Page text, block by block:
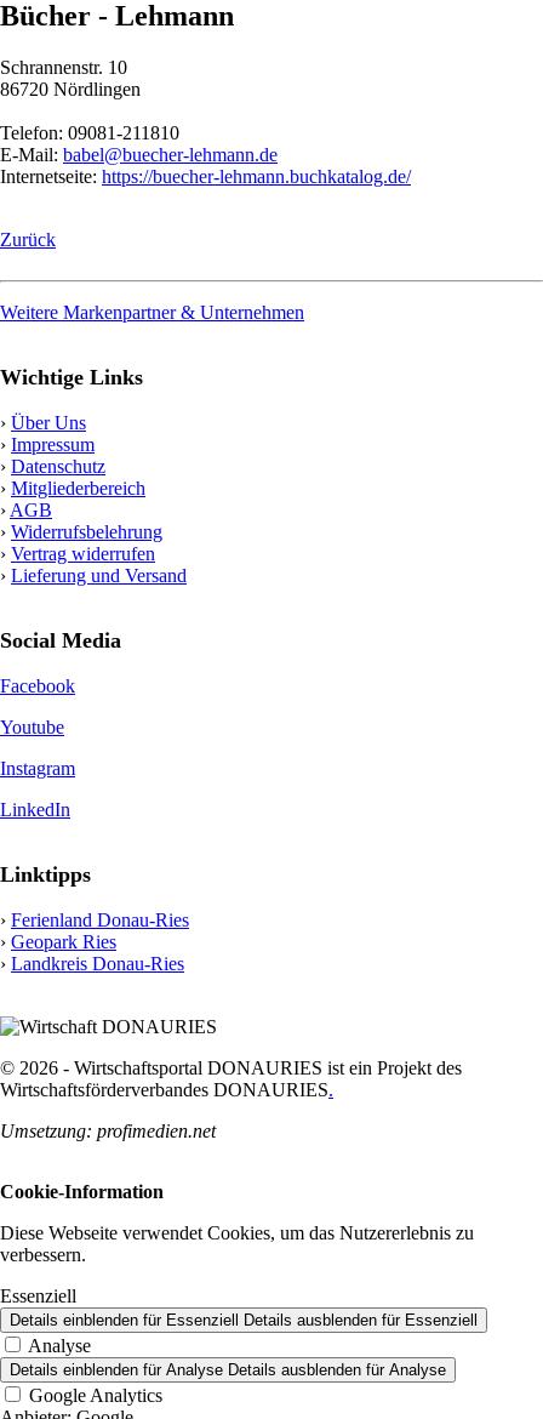
Bücher - Lehmann
Schrannenstr. 10
86720 Nördlingen
Telefon: 09081-211810
E-Mail: babel@buecher-lehmann.de
Internetseite: https://buecher-lehmann.buchkatalog.de/
Zurück
Weitere Markenpartner & Unternehmen
Wichtige Links
› Über Uns
› Impressum
› Datenschutz
› Mitgliederbereich
› AGB
› Widerrufsbelehrung
› Vertrag widerrufen
› Lieferung und Versand
Social Media
Facebook
Youtube
Instagram
LinkedIn
Linktipps
› Ferienland Donau-Ries
› Geopark Ries
› Landkreis Donau-Ries
© 2026 - Wirtschaftsportal DONAURIES ist ein Projekt des
Wirtschaftsförderverbandes DONAURIES.
Umsetzung: profimedien.net
Cookie-Information
Diese Webseite verwendet Cookies, um das Nutzererlebnis zu
verbessern.
Essenziell
Details einblenden für Essenziell Details ausblenden für Essenziell
Analyse
Details einblenden für Analyse Details ausblenden für Analyse
Google Analytics